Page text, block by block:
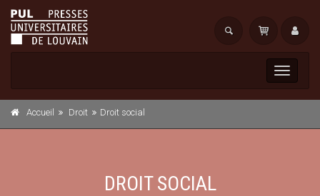
Toggle
Accueil Droit Droit social
DROIT SOCIAL